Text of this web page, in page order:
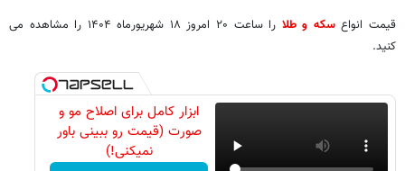
قیمت انواعسکه و طلا
را ساعت ۲۰ امروز ۱۸ شهریورماه ۱۴۰۴ را مشاهده می
کنید.
ابزار کامل برای اصلاح مو و
صورت (قیمت رو ببینی باور
نمیکنی!)